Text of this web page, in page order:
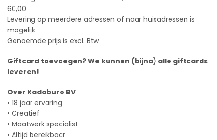
60,00
Levering op meerdere adressen of naar huisadressen is
mogelijk
Genoemde prijs is excl. Btw
Giftcard toevoegen? We kunnen (bijna) alle giftcards
leveren!
Over Kadoburo BV
• 18 jaar ervaring
• Creatief
• Maatwerk specialist
• Altijd bereikbaar